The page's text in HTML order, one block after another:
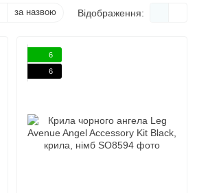
за назвою Відображення:
6
6